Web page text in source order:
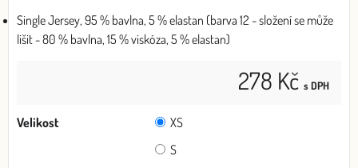
Single Jersey, 95 % bavlna, 5 % elastan (barva 12 - složení se může
lišit - 80 % bavlna, 15 % viskóza, 5 % elastan)
278 Kč s DPH
Velikost
XS
S